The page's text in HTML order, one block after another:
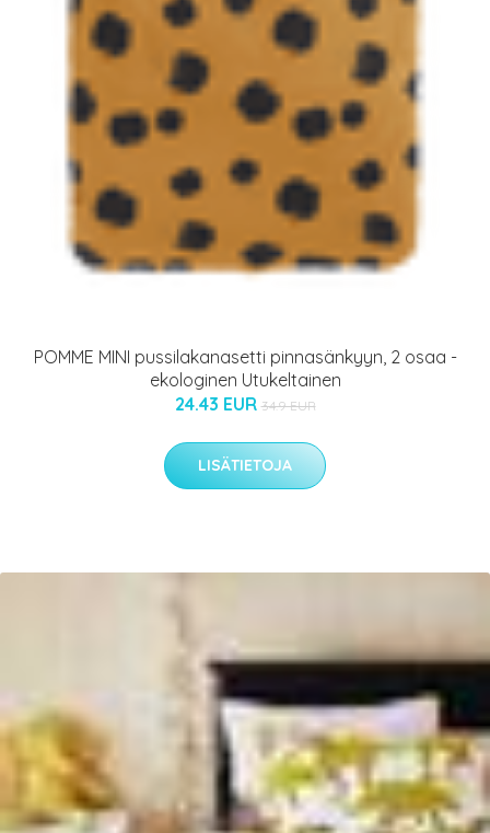
POMME MINI pussilakanasetti pinnasänkyyn, 2 osaa -
ekologinen Utukeltainen
24.43 EUR 34.9 EUR
LISÄTIETOJA